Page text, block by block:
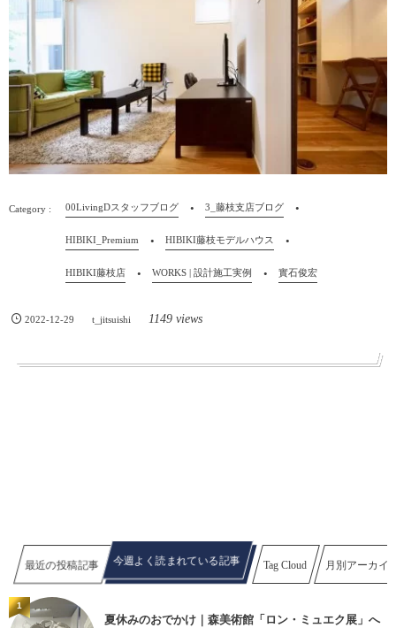
00LivingDスタッフブログ 3_藤枝支店ブログ
HIBIKI_Premium HIBIKI藤枝モデルハウス
HIBIKI藤枝店 WORKS | 設計施工実例 實石俊宏
2022-12-29 t_jitsuishi 1149 views
最近の投稿記事 今週よく読まれている記事 Tag Cloud 月別アーカイ
夏休みのおでかけ｜森美術館「ロン・ミュエク展」へ
1